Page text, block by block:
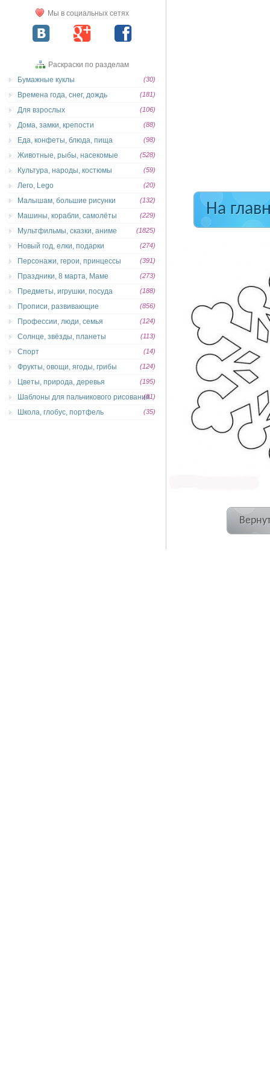
На
Мы в социальных сетях
Раскраски по разделам
Бумажные куклы
(30)
Времена года, снег, дождь (181)
Для взрослых (106)
Дома, замки, крепости (88)
Еда, конфеты, блюда, пища (98)
Животные, рыбы, насекомые (528)
Культура, народы, костюмы (59)
Лего, Lego (20)
Малышам, большие рисунки (132)
Машины, корабли, самолёты (229)
Мультфильмы, сказки, аниме (1825)
Новый год, елки, подарки (274)
Персонажи, герои, принцессы (391)
Праздники, 8 марта, Маме (273)
Предметы, игрушки, посуда (188)
Прописи, развивающие (856)
Профессии, люди, семья (124)
Солнце, звёзды, планеты (113)
Спорт (14)
Фрукты, овощи, ягоды, грибы (124)
Цветы, природа, деревья (195)
Шаблоны для пальчикового рисования(81)
Школа, глобус, портфель (35)